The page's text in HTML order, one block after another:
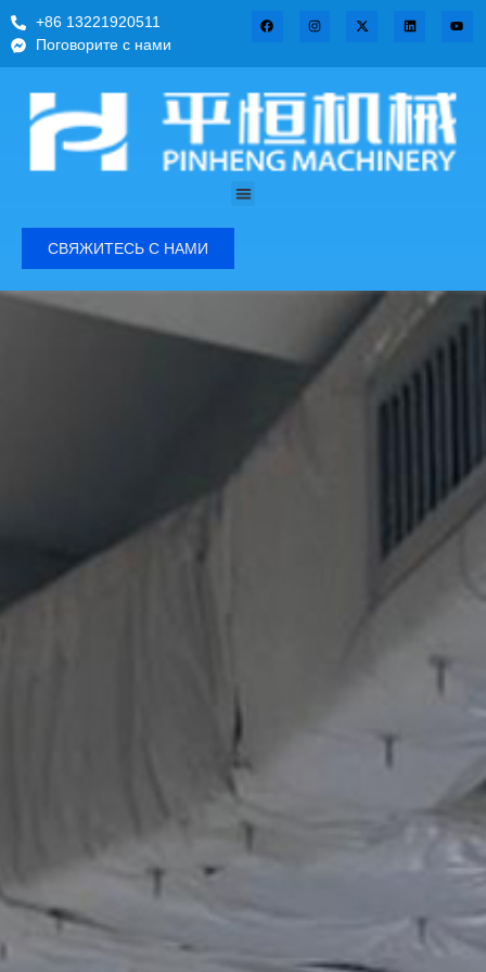
+86 13221920511
Поговорите с нами
СВЯЖИТЕСЬ С НАМИ